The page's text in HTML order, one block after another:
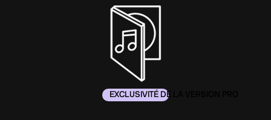
EXCLUSIVITÉ DE LA VERSION PRO